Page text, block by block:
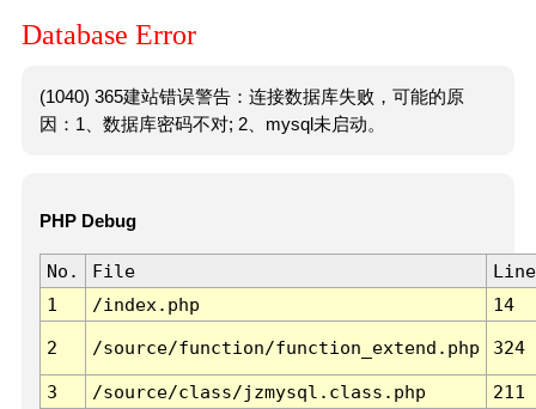
Database Error
(1040) 365建站错误警告：连接数据库失败，可能的原
因：1、数据库密码不对; 2、mysql未启动。
PHP Debug
No. File
Line
1
/index.php 14
2 /source/function/function_extend.php 324
3 /source/class/jzmysql.class.php
211